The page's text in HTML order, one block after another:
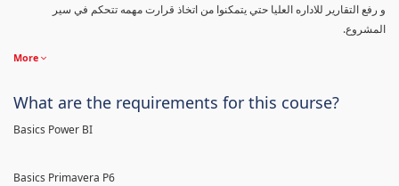
و رفع التقارير للاداره العليا حتي يتمكنوا من اتخاذ قرارت مهمه تتحكم في سير
المشروع.
More
What are the requirements for this course?
Basics Power BI
Basics Primavera P6